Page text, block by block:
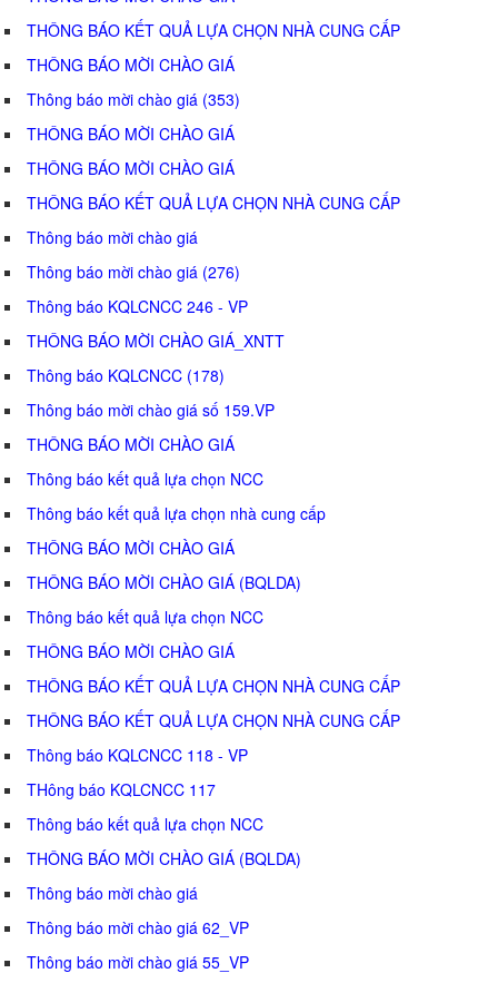
THÔNG BÁO KẾT QUẢ LỰA CHỌN NHÀ CUNG CẤP
THÔNG BÁO MỜI CHÀO GIÁ
Thông báo mời chào giá (353)
THÔNG BÁO MỜI CHÀO GIÁ
THÔNG BÁO MỜI CHÀO GIÁ
THÔNG BÁO KẾT QUẢ LỰA CHỌN NHÀ CUNG CẤP
Thông báo mời chào giá
Thông báo mời chào giá (276)
Thông báo KQLCNCC 246 - VP
THÔNG BÁO MỜI CHÀO GIÁ_XNTT
Thông báo KQLCNCC (178)
Thông báo mời chào giá số 159.VP
THÔNG BÁO MỜI CHÀO GIÁ
Thông báo kết quả lựa chọn NCC
Thông báo kết quả lựa chọn nhà cung cấp
THÔNG BÁO MỜI CHÀO GIÁ
THÔNG BÁO MỜI CHÀO GIÁ (BQLDA)
Thông báo kết quả lựa chọn NCC
THÔNG BÁO MỜI CHÀO GIÁ
THÔNG BÁO KẾT QUẢ LỰA CHỌN NHÀ CUNG CẤP
THÔNG BÁO KẾT QUẢ LỰA CHỌN NHÀ CUNG CẤP
Thông báo KQLCNCC 118 - VP
THông báo KQLCNCC 117
Thông báo kết quả lựa chọn NCC
THÔNG BÁO MỜI CHÀO GIÁ (BQLDA)
Thông báo mời chào giá
Thông báo mời chào giá 62_VP
Thông báo mời chào giá 55_VP